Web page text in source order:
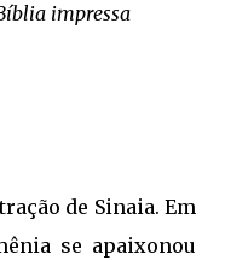
impressa
de Sinaia. Em
se apaixonou